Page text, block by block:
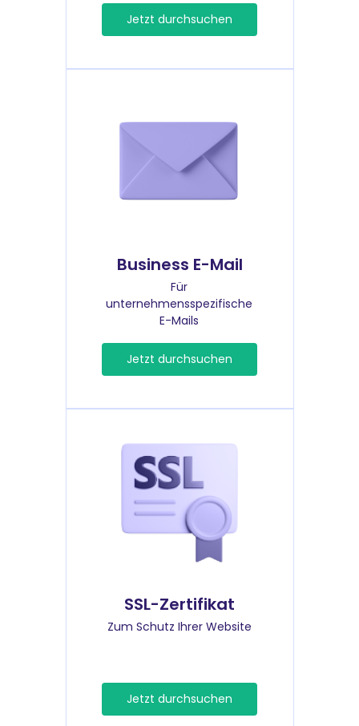
Jetzt durchsuchen
Business E-Mail
Für
unternehmensspezifische
E-Mails
Jetzt durchsuchen
SSL-Zertifikat
Zum Schutz Ihrer Website
Jetzt durchsuchen